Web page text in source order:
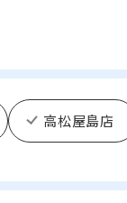
高松屋島店